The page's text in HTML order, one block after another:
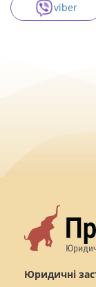
viber
Юридичні